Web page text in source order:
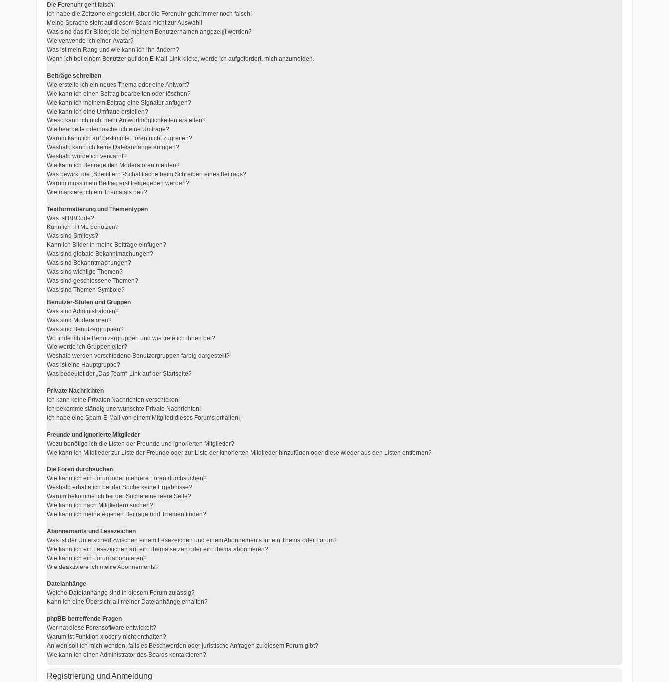
Die Forenuhr geht falsch!
Ich habe die Zeitzone eingestellt, aber die Forenuhr geht immer noch falsch!
Meine Sprache steht auf diesem Board nicht zur Auswahl!
Was sind das für Bilder, die bei meinem Benutzernamen angezeigt werden?
Wie verwende ich einen Avatar?
Was ist mein Rang und wie kann ich ihn ändern?
Wenn ich bei einem Benutzer auf den E-Mail-Link klicke, werde ich aufgefordert, mich anzumelden.
Beiträge schreiben
Wie erstelle ich ein neues Thema oder eine Antwort?
Wie kann ich einen Beitrag bearbeiten oder löschen?
Wie kann ich meinem Beitrag eine Signatur anfügen?
Wie kann ich eine Umfrage erstellen?
Wieso kann ich nicht mehr Antwortmöglichkeiten erstellen?
Wie bearbeite oder lösche ich eine Umfrage?
Warum kann ich auf bestimmte Foren nicht zugreifen?
Weshalb kann ich keine Dateianhänge anfügen?
Weshalb wurde ich verwarnt?
Wie kann ich Beiträge den Moderatoren melden?
Was bewirkt die „Speichern“-Schaltfläche beim Schreiben eines Beitrags?
Warum muss mein Beitrag erst freigegeben werden?
Wie markiere ich ein Thema als neu?
Textformatierung und Thementypen
Was ist BBCode?
Kann ich HTML benutzen?
Was sind Smileys?
Kann ich Bilder in meine Beiträge einfügen?
Was sind globale Bekanntmachungen?
Was sind Bekanntmachungen?
Was sind wichtige Themen?
Was sind geschlossene Themen?
Was sind Themen-Symbole?
Benutzer-Stufen und Gruppen
Was sind Administratoren?
Was sind Moderatoren?
Was sind Benutzergruppen?
Wo finde ich die Benutzergruppen und wie trete ich ihnen bei?
Wie werde ich Gruppenleiter?
Weshalb werden verschiedene Benutzergruppen farbig dargestellt?
Was ist eine Hauptgruppe?
Was bedeutet der „Das Team“-Link auf der Startseite?
Private Nachrichten
Ich kann keine Privaten Nachrichten verschicken!
Ich bekomme ständig unerwünschte Private Nachrichten!
Ich habe eine Spam-E-Mail von einem Mitglied dieses Forums erhalten!
Freunde und ignorierte Mitglieder
Wozu benötige ich die Listen der Freunde und ignorierten Mitglieder?
Wie kann ich Mitglieder zur Liste der Freunde oder zur Liste der ignorierten Mitglieder hinzufügen oder diese wieder aus den Listen entfernen?
Die Foren durchsuchen
Wie kann ich ein Forum oder mehrere Foren durchsuchen?
Weshalb erhalte ich bei der Suche keine Ergebnisse?
Warum bekomme ich bei der Suche eine leere Seite?
Wie kann ich nach Mitgliedern suchen?
Wie kann ich meine eigenen Beiträge und Themen finden?
Abonnements und Lesezeichen
Was ist der Unterschied zwischen einem Lesezeichen und einem Abonnements für ein Thema oder Forum?
Wie kann ich ein Lesezeichen auf ein Thema setzen oder ein Thema abonnieren?
Wie kann ich ein Forum abonnieren?
Wie deaktiviere ich meine Abonnements?
Dateianhänge
Welche Dateianhänge sind in diesem Forum zulässig?
Kann ich eine Übersicht all meiner Dateianhänge erhalten?
phpBB betreffende Fragen
Wer hat diese Forensoftware entwickelt?
Warum ist Funktion x oder y nicht enthalten?
An wen soll ich mich wenden, falls es Beschwerden oder juristische Anfragen zu diesem Forum gibt?
Wie kann ich einen Administrator des Boards kontaktieren?
Registrierung und Anmeldung